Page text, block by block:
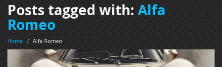
Posts tagged with: Alfa
Romeo
Home / Alfa Romeo